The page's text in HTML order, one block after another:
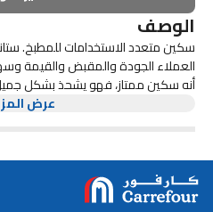
الوصف
سكين متعدد الاستخدامات للمطبخ.
العملاء الجودة والمقبض والقيمة
أنه سكين ممتاز، فهو يشحذ بشكل
العامة بالسعر المناسب. يحبون المقبض
عرض